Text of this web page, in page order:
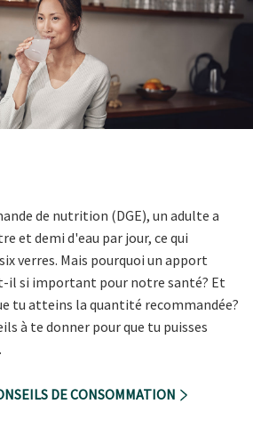
de nutrition (DGE), un adulte a
et demi d'eau par jour, ce qui
verres. Mais pourquoi un apport
il si important pour notre santé? Et
tu atteins la quantité recommandée?
à te donner pour que tu puisses
DE CONSOMMATION